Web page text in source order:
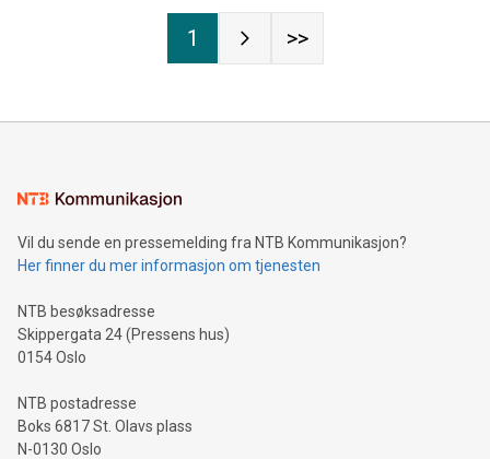
1 >>
Vil du sende en pressemelding fra NTB Kommunikasjon?
Her finner du mer informasjon om tjenesten
NTB besøksadresse
Skippergata 24 (Pressens hus)
0154 Oslo
NTB postadresse
Boks 6817 St. Olavs plass
N-0130 Oslo